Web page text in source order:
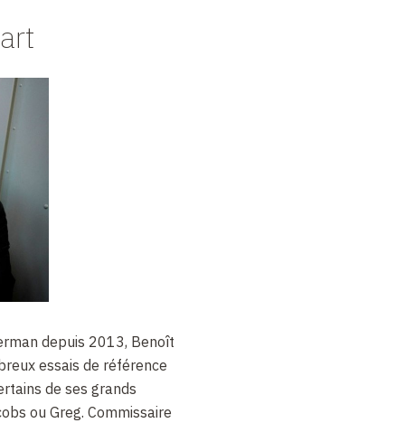
depuis 2013, Benoît
essais de référence
de ses grands
ou Greg. Commissaire